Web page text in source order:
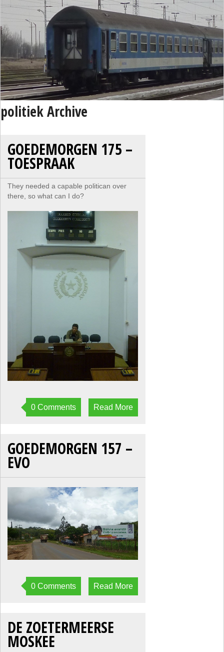
politiek Archive
GOEDEMORGEN 175 –
TOESPRAAK
They needed a capable politican over
there, so what can I do?
0 Comments Read More
GOEDEMORGEN 157 –
EVO
0 Comments Read More
DE ZOETERMEERSE
MOSKEE